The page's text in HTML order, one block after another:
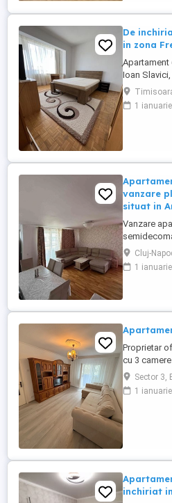
De
in zona
Apartament
Ioan
spatios,
lung.
1 ianuarie
vanzare
situat in
Vanzare
Mureșanu
liniștite
de 4 etaje,
Cluj-
1 ianuarie
Proprietar
cu 3
sanitare,
conditionat,
Dristor,
Sector 3,
1 ianuarie
inchiriat